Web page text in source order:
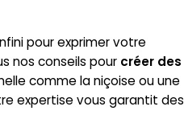
pour exprimer votre
nos conseils pour créer des
comme la niçoise ou une
expertise vous garantit des